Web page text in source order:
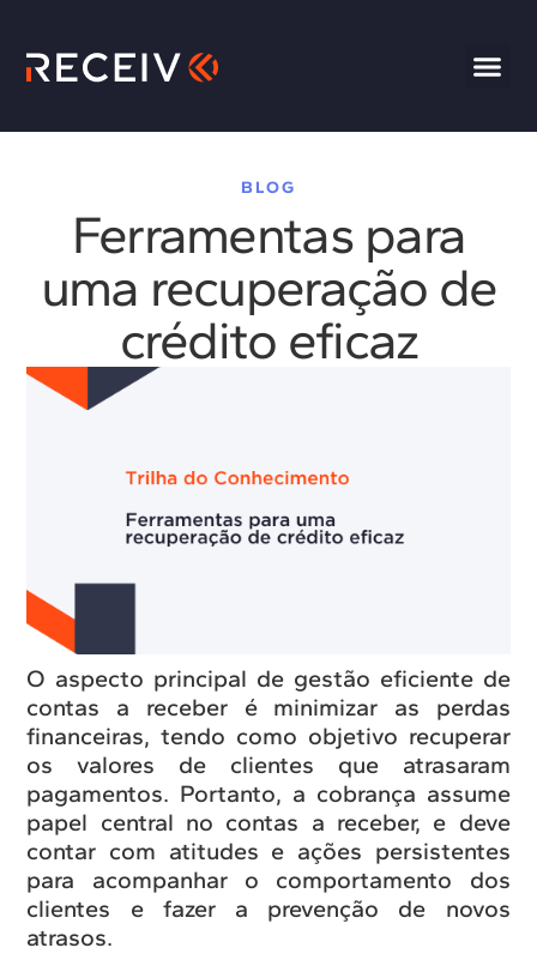
BLOG
Ferramentas para
uma recuperação de
crédito eficaz
O aspecto principal de gestão eficiente de
contas a receber é minimizar as perdas
financeiras, tendo como objetivo recuperar
os valores de clientes que atrasaram
pagamentos. Portanto, a cobrança assume
papel central no contas a receber, e deve
contar com atitudes e ações persistentes
para acompanhar o comportamento dos
clientes e fazer a prevenção de novos
atrasos.